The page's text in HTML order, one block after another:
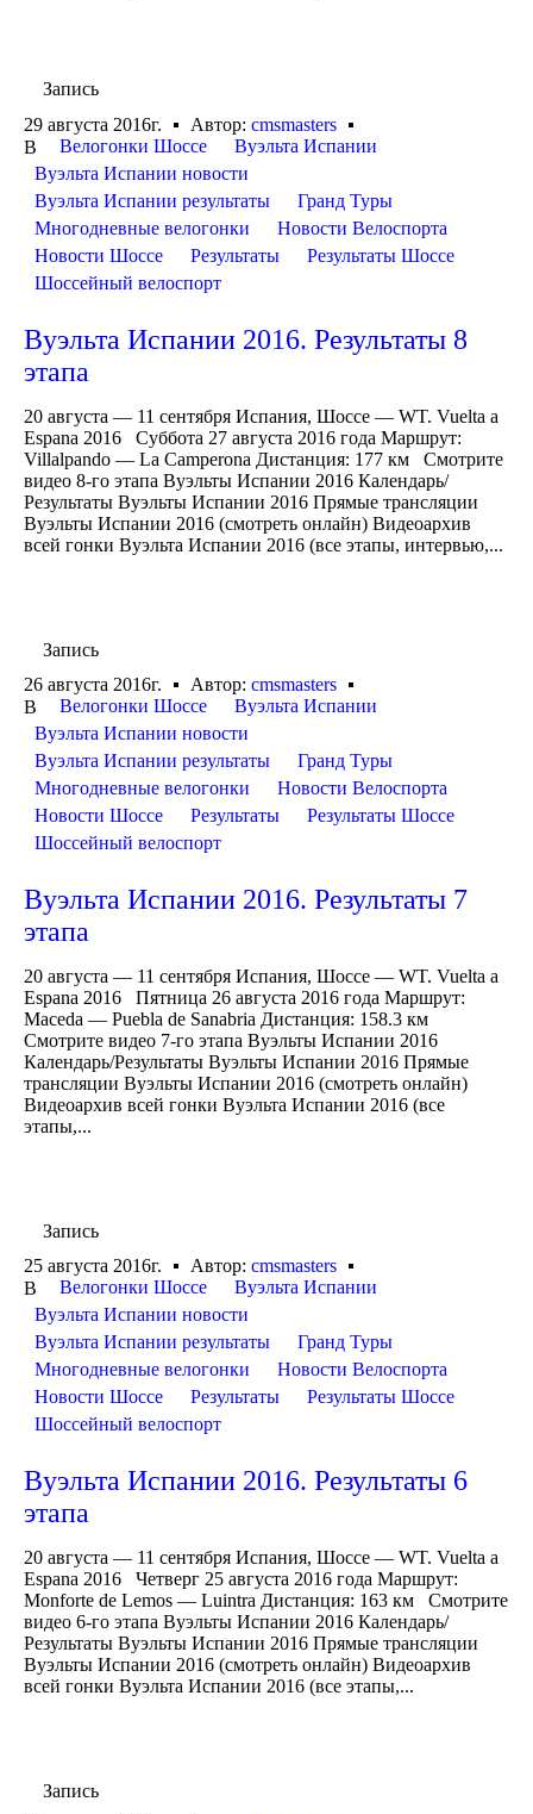
Запись
29 августа 2016г.
Автор: cmsmasters
В
Велогонки Шоссе
Вуэльта Испании
Вуэльта Испании новости
Вуэльта Испании результаты
Гранд Туры
Многодневные велогонки
Новости Велоспорта
Новости Шоссе
Результаты
Результаты Шоссе
Шоссейный велоспорт
Вуэльта Испании 2016. Результаты 8
этапа
20 августа — 11 сентября Испания, Шоссе — WT. Vuelta a
Espana 2016 Суббота 27 августа 2016 года Маршрут:
Villalpando — La Camperona Дистанция: 177 км Смотрите
видео 8-го этапа Вуэльты Испании 2016 Календарь/
Результаты Вуэльты Испании 2016 Прямые трансляции
Вуэльты Испании 2016 (смотреть онлайн) Видеоархив
всей гонки Вуэльта Испании 2016 (все этапы, интервью,...
Запись
26 августа 2016г.
Автор: cmsmasters
В
Велогонки Шоссе
Вуэльта Испании
Вуэльта Испании новости
Вуэльта Испании результаты
Гранд Туры
Многодневные велогонки
Новости Велоспорта
Новости Шоссе
Результаты
Результаты Шоссе
Шоссейный велоспорт
Вуэльта Испании 2016. Результаты 7
этапа
20 августа — 11 сентября Испания, Шоссе — WT. Vuelta a
Espana 2016 Пятница 26 августа 2016 года Маршрут:
Maceda — Puebla de Sanabria Дистанция: 158.3 км
Смотрите видео 7-го этапа Вуэльты Испании 2016
Календарь/Результаты Вуэльты Испании 2016 Прямые
трансляции Вуэльты Испании 2016 (смотреть онлайн)
Видеоархив всей гонки Вуэльта Испании 2016 (все
этапы,...
Запись
25 августа 2016г.
Автор: cmsmasters
В
Велогонки Шоссе
Вуэльта Испании
Вуэльта Испании новости
Вуэльта Испании результаты
Гранд Туры
Многодневные велогонки
Новости Велоспорта
Новости Шоссе
Результаты
Результаты Шоссе
Шоссейный велоспорт
Вуэльта Испании 2016. Результаты 6
этапа
20 августа — 11 сентября Испания, Шоссе — WT. Vuelta a
Espana 2016 Четверг 25 августа 2016 года Маршрут:
Monforte de Lemos — Luintra Дистанция: 163 км Смотрите
видео 6-го этапа Вуэльты Испании 2016 Календарь/
Результаты Вуэльты Испании 2016 Прямые трансляции
Вуэльты Испании 2016 (смотреть онлайн) Видеоархив
всей гонки Вуэльта Испании 2016 (все этапы,...
Запись